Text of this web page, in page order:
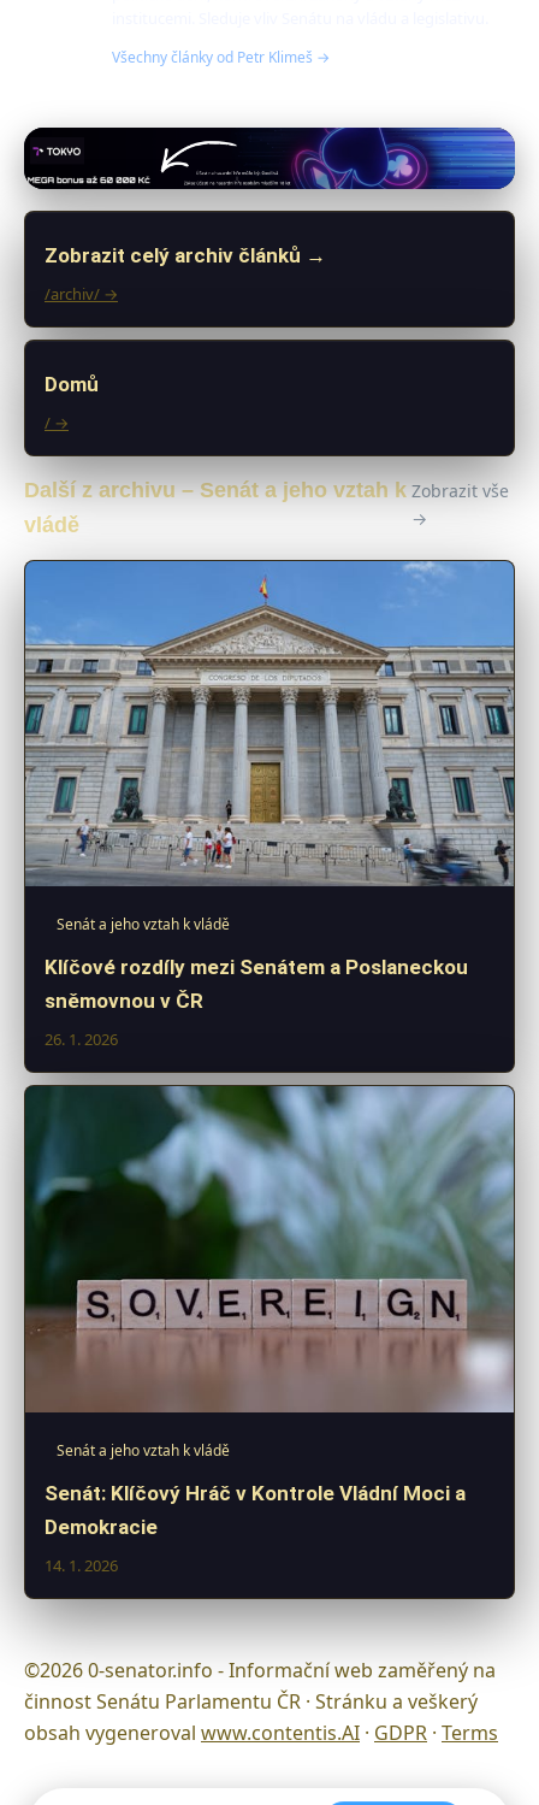
Všechny články od Petr Klimeš →
Zobrazit celý archiv článků →
/archiv/ →
Domů
/ →
Další z archivu – Senát a jeho vztah k
vládě
Zobrazit vše
→
Senát a jeho vztah k vládě
Klíčové rozdíly mezi Senátem a Poslaneckou
sněmovnou v ČR
26. 1. 2026
Senát a jeho vztah k vládě
Senát: Klíčový Hráč v Kontrole Vládní Moci a
Demokracie
14. 1. 2026
©2026 0-senator.info - Informační web zaměřený na
činnost Senátu Parlamentu ČR · Stránku a veškerý
obsah vygeneroval www.contentis.AI · GDPR · Terms